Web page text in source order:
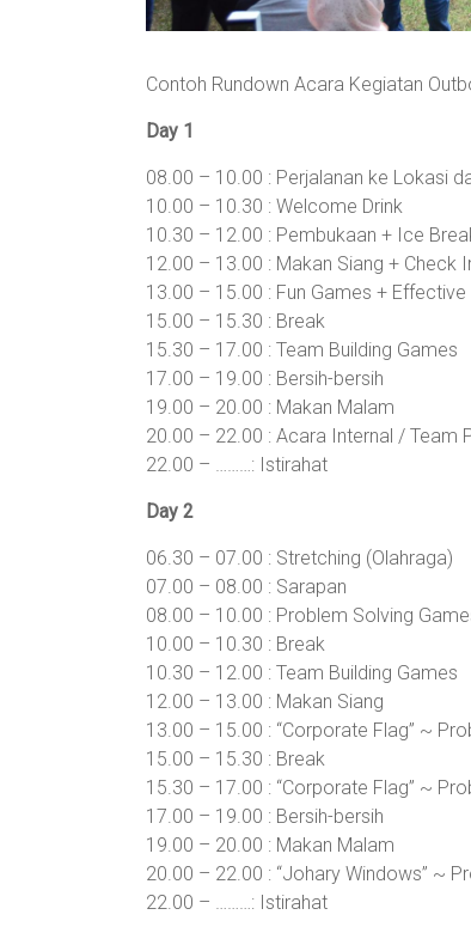
Contoh Rundown Acara Kegiatan
Day 1
08.00 – 10.00 : Perjalanan ke Lokasi
10.00 – 10.30 : Welcome Drink
10.30 – 12.00 : Pembukaan + Ice
12.00 – 13.00 : Makan Siang + Check
13.00 – 15.00 : Fun Games +
15.00 – 15.30 : Break
15.30 – 17.00 : Team Building Games
17.00 – 19.00 : Bersih-bersih
19.00 – 20.00 : Makan Malam
20.00 – 22.00 : Acara Internal / Team
22.00 – ………: Istirahat
Day 2
06.30 – 07.00 : Stretching (Olahraga)
07.00 – 08.00 : Sarapan
08.00 – 10.00 : Problem Solving
10.00 – 10.30 : Break
10.30 – 12.00 : Team Building Games
12.00 – 13.00 : Makan Siang
13.00 – 15.00 : “Corporate Flag” ~
15.00 – 15.30 : Break
15.30 – 17.00 : “Corporate Flag” ~
17.00 – 19.00 : Bersih-bersih
19.00 – 20.00 : Makan Malam
20.00 – 22.00 : “Johary Windows” ~
22.00 – ………: Istirahat